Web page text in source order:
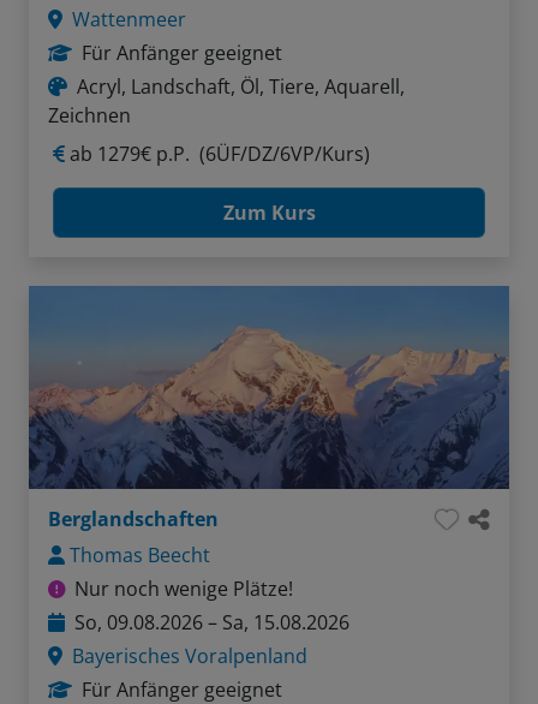
Wattenmeer
Für Anfänger geeignet
Acryl, Landschaft, Öl, Tiere, Aquarell,
Zeichnen
ab 1279€ p.P. (6ÜF/DZ/6VP/Kurs)
Zum Kurs
Berglandschaften
Thomas Beecht
Nur noch wenige Plätze!
So, 09.08.2026 – Sa, 15.08.2026
Bayerisches Voralpenland
Für Anfänger geeignet